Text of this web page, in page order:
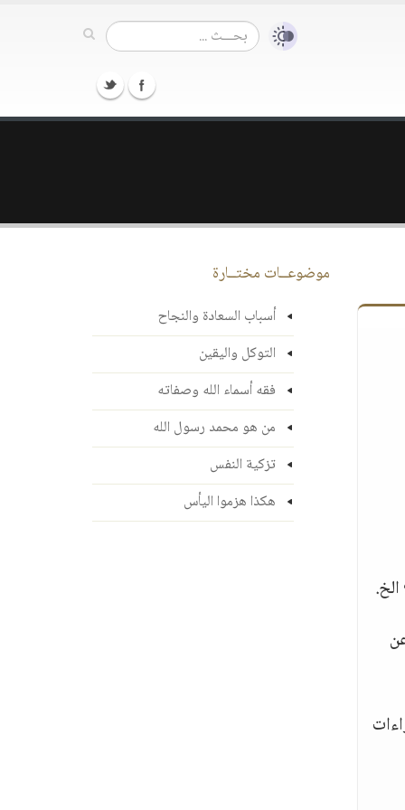
موضوعــات مختــارة
أسباب السعادة والنجاح
التوكل واليقين
فقه أسماء الله وصفاته
من هو محمد رسول الله
تزكية النفس
هكذا هزموا اليأس